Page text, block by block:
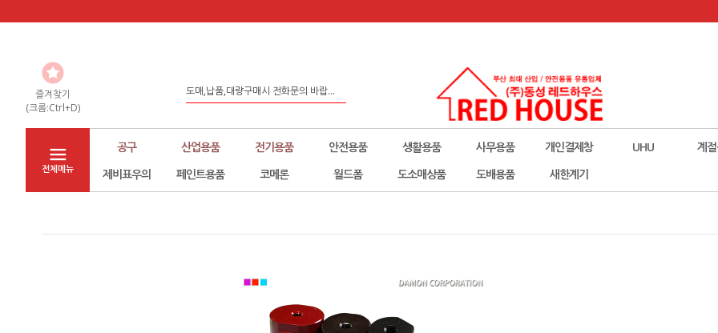
즐겨찾기
(크롬:Ctrl+D)
좀 더 나은 환경구축을 위해서 노력하...
전체메뉴
공구 산업용품 전기용품 안전용품 생활용품 사무용품 개인결제창 UHU
계
제비표우의
페인트용품 코메론 월드폼 도소매상품 도배용품 새한계기